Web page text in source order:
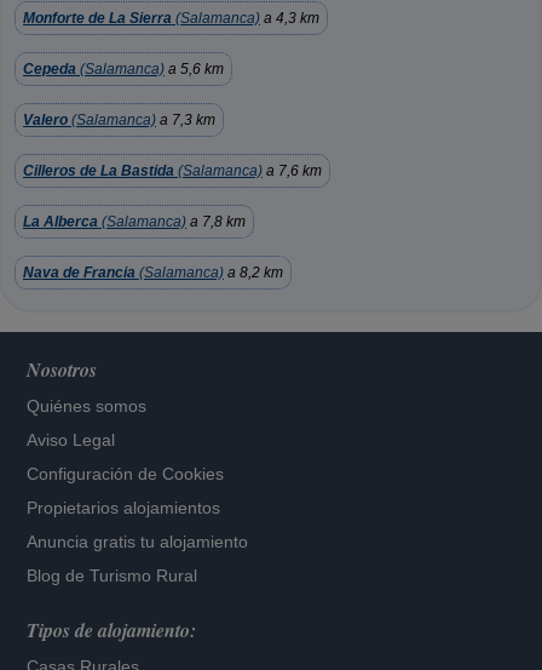
Monforte de La Sierra (Salamanca) a 4,3 km
Cepeda (Salamanca) a 5,6 km
Valero (Salamanca) a 7,3 km
Cilleros de La Bastida (Salamanca) a 7,6 km
La Alberca (Salamanca) a 7,8 km
Nava de Francia (Salamanca) a 8,2 km
Nosotros
Quiénes somos
Aviso Legal
Configuración de Cookies
Propietarios alojamientos
Anuncia gratis tu alojamiento
Blog de Turismo Rural
Tipos de alojamiento: